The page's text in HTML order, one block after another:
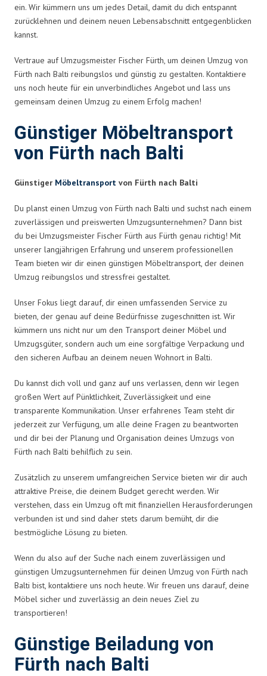
ein. Wir kümmern uns um jedes Detail, damit du dich entspannt
zurücklehnen und deinem neuen Lebensabschnitt entgegenblicken
kannst.
Vertraue auf Umzugsmeister Fischer Fürth, um deinen Umzug von
Fürth nach Balti reibungslos und günstig zu gestalten. Kontaktiere
uns noch heute für ein unverbindliches Angebot und lass uns
gemeinsam deinen Umzug zu einem Erfolg machen!
Günstiger Möbeltransport
von Fürth nach Balti
Günstiger Möbeltransport von Fürth nach Balti
Du planst einen Umzug von Fürth nach Balti und suchst nach einem
zuverlässigen und preiswerten Umzugsunternehmen? Dann bist
du bei Umzugsmeister Fischer Fürth aus Fürth genau richtig! Mit
unserer langjährigen Erfahrung und unserem professionellen
Team bieten wir dir einen günstigen Möbeltransport, der deinen
Umzug reibungslos und stressfrei gestaltet.
Unser Fokus liegt darauf, dir einen umfassenden Service zu
bieten, der genau auf deine Bedürfnisse zugeschnitten ist. Wir
kümmern uns nicht nur um den Transport deiner Möbel und
Umzugsgüter, sondern auch um eine sorgfältige Verpackung und
den sicheren Aufbau an deinem neuen Wohnort in Balti.
Du kannst dich voll und ganz auf uns verlassen, denn wir legen
großen Wert auf Pünktlichkeit, Zuverlässigkeit und eine
transparente Kommunikation. Unser erfahrenes Team steht dir
jederzeit zur Verfügung, um alle deine Fragen zu beantworten
und dir bei der Planung und Organisation deines Umzugs von
Fürth nach Balti behilflich zu sein.
Zusätzlich zu unserem umfangreichen Service bieten wir dir auch
attraktive Preise, die deinem Budget gerecht werden. Wir
verstehen, dass ein Umzug oft mit finanziellen Herausforderungen
verbunden ist und sind daher stets darum bemüht, dir die
bestmögliche Lösung zu bieten.
Wenn du also auf der Suche nach einem zuverlässigen und
günstigen Umzugsunternehmen für deinen Umzug von Fürth nach
Balti bist, kontaktiere uns noch heute. Wir freuen uns darauf, deine
Möbel sicher und zuverlässig an dein neues Ziel zu
transportieren!
Günstige Beiladung von
Fürth nach Balti